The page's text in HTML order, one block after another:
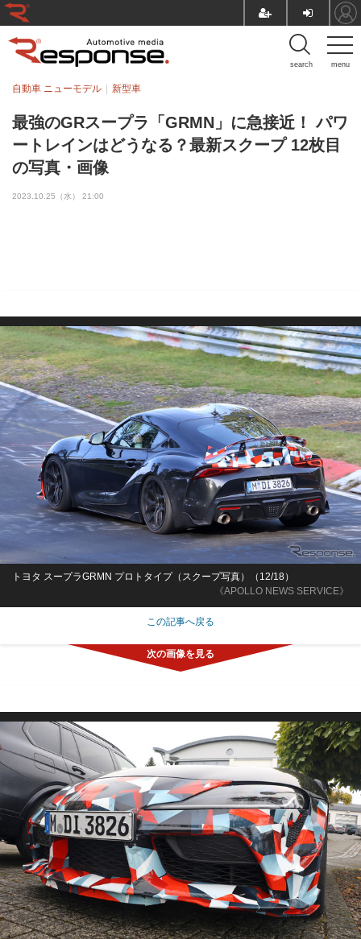
menu
search
最強のGRスープラ「GRMN」に急接近！ パワ
ートレインはどうなる？最新スクープ 12枚目
の写真・画像
自動車 ニューモデル 新型車
2023.10.25（水） 21:00
《APOLLO NEWS SERVICE》
トヨタ スープラGRMN プロトタイプ（スクープ写真）（12/18）
この記事へ戻る